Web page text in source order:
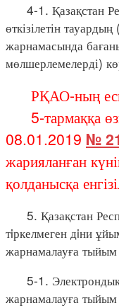
4-1. Қазақстан
өткізілетін
жарнамасында
мөлшерлемелерді)
РҚАО-ның
5-тармаққа
08.01.2019 №
жарияланған
қолданысқа
5. Қазақстан
тiркелмеген дiни
жарнамалауға
5-1. Электрондық
жарнамалауға